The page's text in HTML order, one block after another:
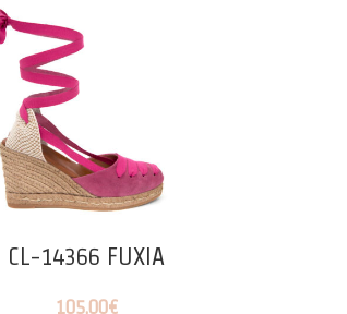
CL-14366 FUXIA
105,00€